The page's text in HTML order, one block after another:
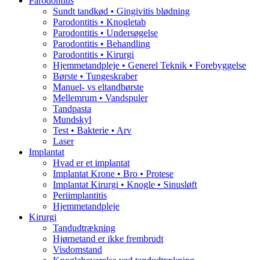
Sundt tandkød • Gingivitis blødning
Parodontitis • Knogletab
Parodontitis • Undersøgelse
Parodontitis • Behandling
Parodontitis • Kirurgi
Hjemmetandpleje • Generel Teknik • Forebyggelse
Børste • Tungeskraber
Manuel- vs eltandbørste
Mellemrum • Vandspuler
Tandpasta
Mundskyl
Test • Bakterie • Arv
Laser
Implantat
Hvad er et implantat
Implantat Krone • Bro • Protese
Implantat Kirurgi • Knogle • Sinusløft
Periimplantitis
Hjemmetandpleje
Kirurgi
Tandudtrækning
Hjørnetand er ikke frembrudt
Visdomstand